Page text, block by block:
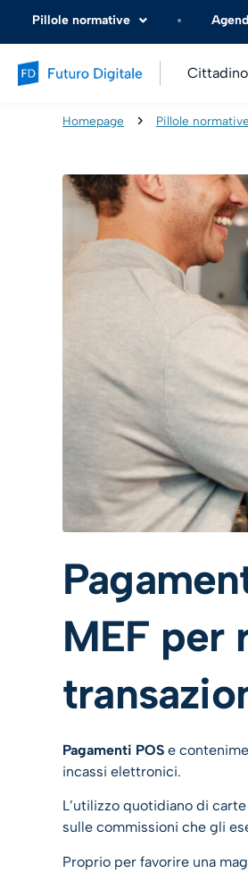
Pillole normative
Homepage Pillole normative
MEF per
Pagamenti POS e
incassi elettronici.
L’utilizzo quotidiano di
sulle commissioni che gli
Proprio per favorire una